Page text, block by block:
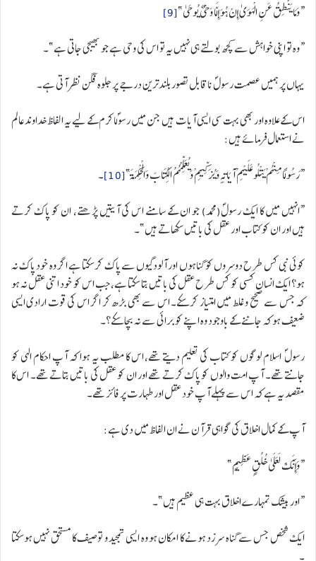
“وَمَا يَنْطِقُ عَنِ الْهَوَىٰ إِنْ هُوَ إِلَّا وَحْيٌ يُوحَىٰ”[9]
“وہ تو اپنی خواہش سے کچھ بولتے ہی نہیں یہ تو اس کی وحی ہے جو بھیجی جاتی ہے”۔
یہاں پر ہمیں عصمت رسولؐ ناقابل تصور بلندترین درجے پر جلوہ فگن نظر آتی ہے۔
اس کے علاوہ اور بھی بہت سی ایسی آیات ہیں جن میں رسولؐاکرم کے لیے یہ الفاظ خداوندعالم
نے استعمال فرمائے ہیں:
“رَسُولًا مِنْهُمْ يَتْلُو عَلَيْهِمْ آيَاتِهِ وَيُزَكِّيهِمْ وَيُعَلِّمُهُمُ الْكِتَابَ وَالْحِكْمَةَ”[10]
۔
“انہیں میں کا ایک رسولؐ(محمد) جو ان کے سامنے اس کی آیتیں پڑھتے، ان کو پاک کرتے
ہیں اور ان کو کتاب اور عقل کی باتیں سکھاتے ہیں”۔
کوئی نبی کس طرح دوسروں کو گناہوں اور آلودگیوں سے پاک کرسکتا ہے اگر وہ خود پاک نہ
ہو؟ ایک انسان کسی کو کس طرح عقل کی باتیں بتا سکتا ہے، جب اس کو خود اتنی عقل نہ ہو
کہ جس سے صحیح و غلط میں امتیاز کرسکے۔ اس سے بھی بڑھ کر اگر اس کی قوت ارادی ایسی
ضعیف ہو کہ جاننے کے باوجود وہ اپنے کو برائی سے نہ بچاسکے؟۔
رسول ؐ اسلام لوگوں کو کتاب کی تعلیم دیتے تھے، اس کا مطلب یہ ہوا کہ آپ احکام الہی کو
جانتے تھے۔ آپ امت والوں کو پاک کرتے تھے اور ان کو عقل کی باتیں بتاتے تھے۔ اس کا
مقصد یہ ہے کہ اس سے پہلے آپ خود عقل اور طہارت پر فائز تھے۔
آپ کے کمال اخلاق کی گواہی قرآن نے ان الفاظ میں دی ہے:
“وَإِنَّكَ لَعَلَىٰ خُلُقٍ عَظِيمٍ”
“اور بیشک تمہارے اخلاق بہت ہی عظیم ہیں”۔
ایک شخص جس سے گناہ سرزد ہونے کا امکان ہو وہ ایسی تمجید و توصیف کا مستحق نہیں ہوسکتا
۔